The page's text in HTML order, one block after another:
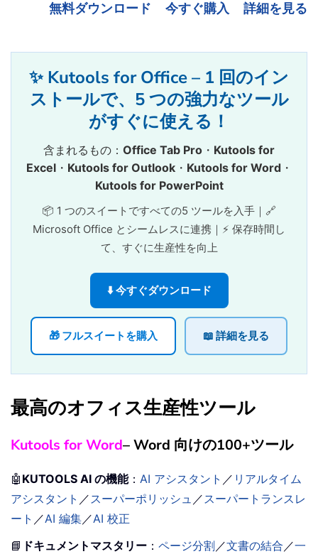
無料ダウンロード 今すぐ購入 詳細を見る
✨ Kutools for Office – 1 回のイン
ストールで、5 つの強力なツール
がすぐに使える！
含まれるもの： Office Tab Pro ・ Kutools for
Excel・ Kutools for Outlook・ Kutools for Word・
Kutools for PowerPoint
📦 1 つのスイートですべての5 ツールを入手｜🔗
Microsoft Office とシームレスに連携｜⚡ 保存時間し
て、すぐに生産性を向上
⬇️ 今すぐダウンロード
🎁 フルスイートを購入 📖 詳細を見る
最高のオフィス生産性ツール
Kutools for Word– Word 向けの100+ツール
🤖 KUTOOLS AI の機能： AI アシスタント ／ リアルタイム
アシスタント ／スーパーポリッシュ ／スーパートランスレ
ート ／AI 編集／AI 校正
📘 ドキュメントマスタリー ： ページ分割 ／文書の結合 ／一